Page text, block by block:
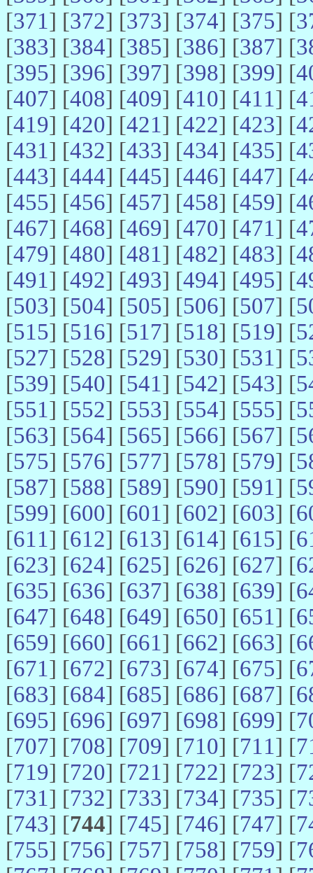
[371] [372] [373] [374] [375] [
[383] [384] [385] [386] [387] [
[395] [396] [397] [398] [399] [
[407] [408] [409] [410] [411] [
[419] [420] [421] [422] [423] [
[431] [432] [433] [434] [435] [
[443] [444] [445] [446] [447] [
[455] [456] [457] [458] [459] [
[467] [468] [469] [470] [471] [
[479] [480] [481] [482] [483] [
[491] [492] [493] [494] [495] [
[503] [504] [505] [506] [507] [
[515] [516] [517] [518] [519] [
[527] [528] [529] [530] [531] [
[539] [540] [541] [542] [543] [
[551] [552] [553] [554] [555] [
[563] [564] [565] [566] [567] [
[575] [576] [577] [578] [579] [
[587] [588] [589] [590] [591] [
[599] [600] [601] [602] [603] [
[611] [612] [613] [614] [615] [
[623] [624] [625] [626] [627] [
[635] [636] [637] [638] [639] [
[647] [648] [649] [650] [651] [
[659] [660] [661] [662] [663] [
[671] [672] [673] [674] [675] [
[683] [684] [685] [686] [687] [
[695] [696] [697] [698] [699] [
[707] [708] [709] [710] [711] [
[719] [720] [721] [722] [723] [
[731] [732] [733] [734] [735] [
[743] [744] [745] [746] [747] [
[755] [756] [757] [758] [759] [